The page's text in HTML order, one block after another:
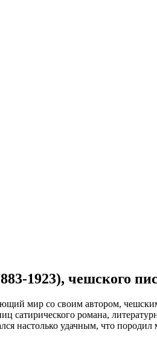
1923), чешского
мир со своим автором,
сатирического романа,
настолько удачным, что породил